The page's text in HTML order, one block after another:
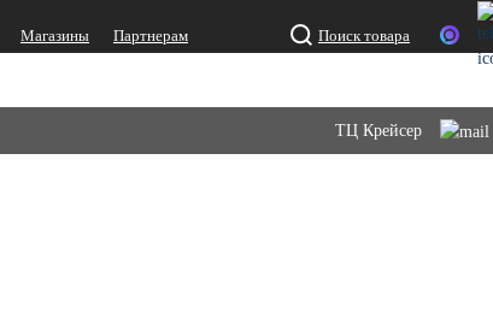
Магазины Партнерам Поиск товара
ТЦ Крейсер